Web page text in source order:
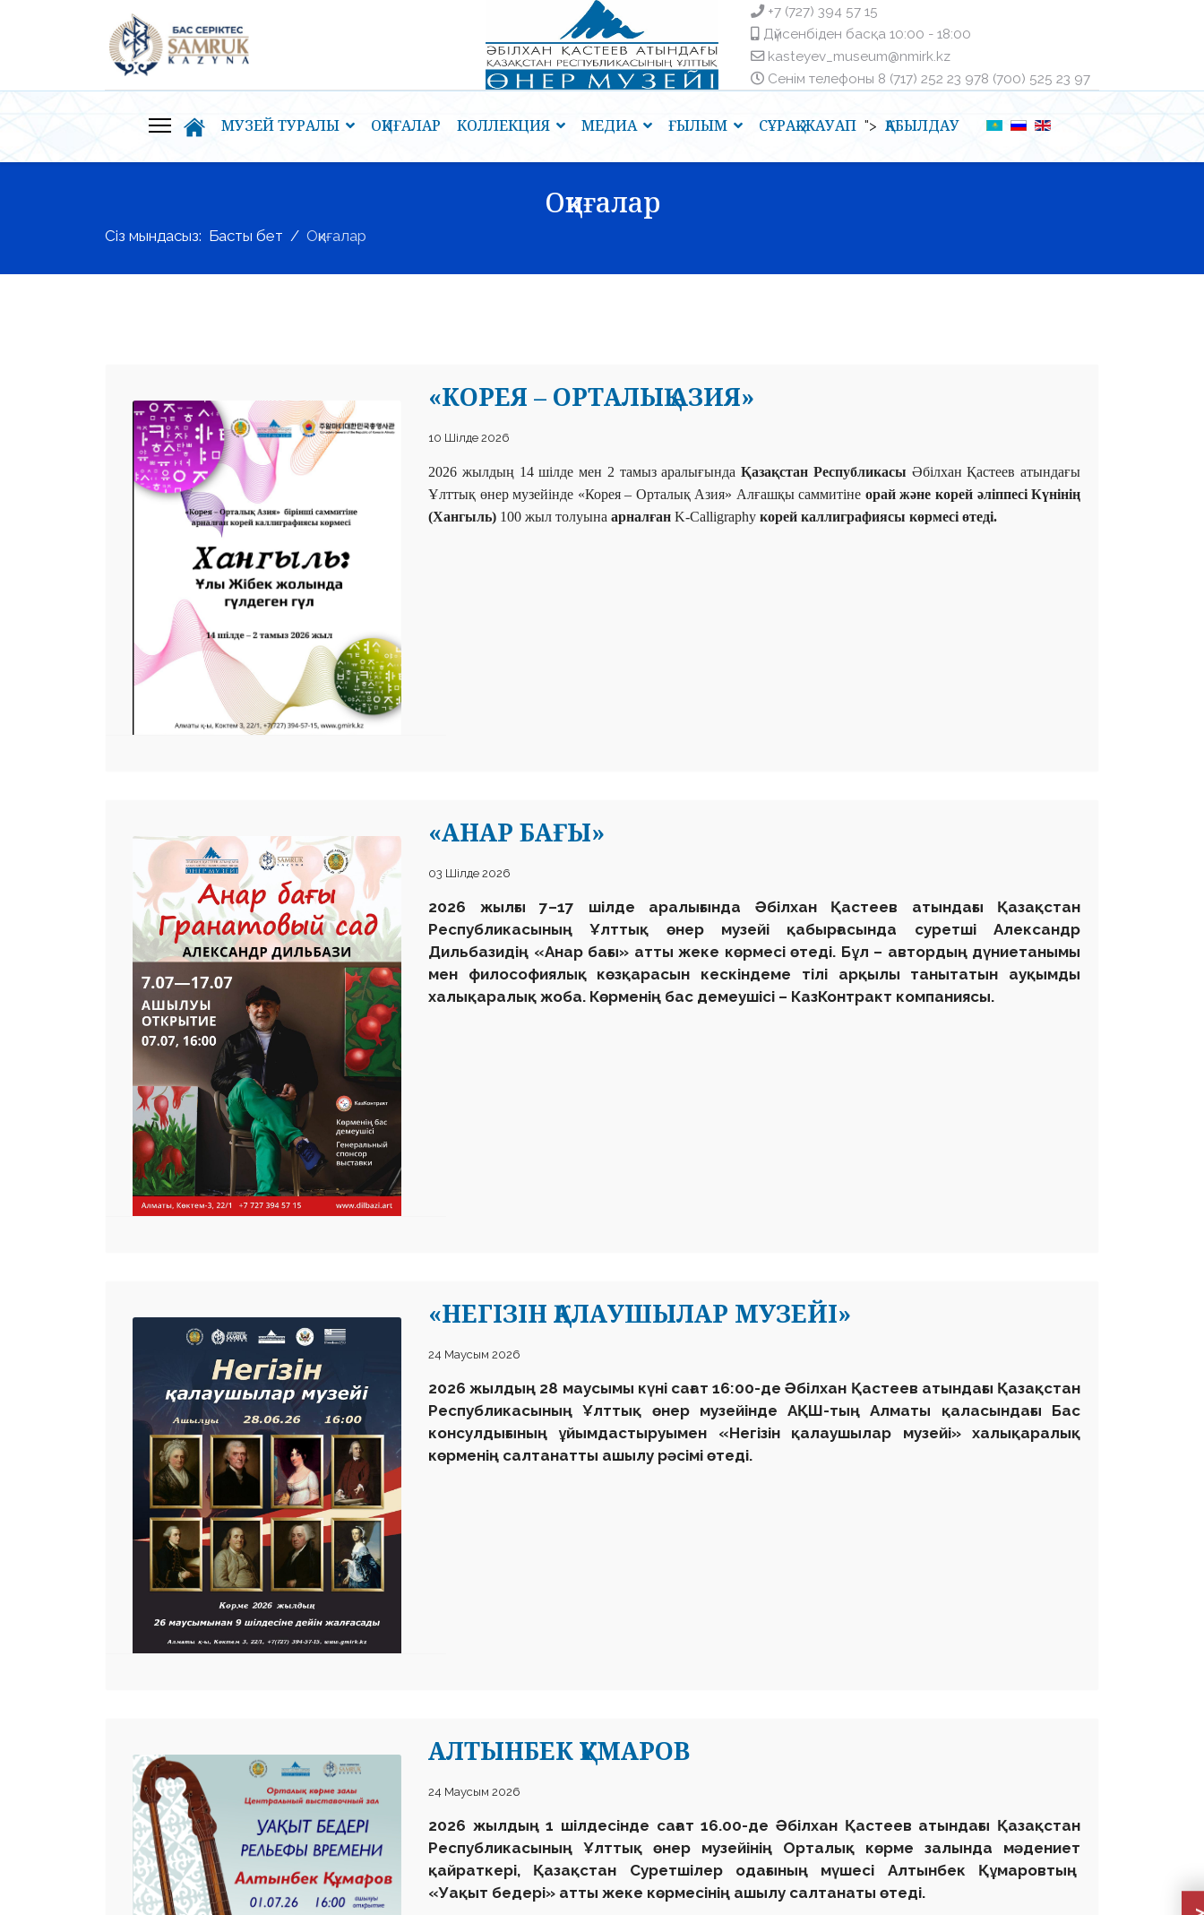
+7 (727) 394 57 15
Дүйсенбіден басқа ㅤ10:00 - 18:00
kasteyev_museum@nmirk.kz
Сенім телефоныㅤ 8 (717) 252 23 97ㅤ8 (700) 525 23 97
МУЗЕЙ ТУРАЛЫ ОҚИҒАЛАР КОЛЛЕКЦИЯ МЕДИА ҒЫЛЫМ СҰРАҚ-ЖАУАП "> ҚАБЫЛДАУ
Оқиғалар
Сіз мындасыз: Басты бет Оқиғалар
«КОРЕЯ – ОРТАЛЫҚ АЗИЯ»
10 Шілде 2026
2026 жылдың 14 шілде мен 2 тамыз аралығында Қазақстан Республикасы Әбілхан Қастеев атындағы
Ұлттық өнер музейінде «Корея – Орталық Азия» Алғашқысаммитіне орай және корей әліппесі Күнінің
(Хангыль) 100 жыл толуына арналған K-Calligraphy корей каллиграфиясы көрмесі өтеді.
«АНАР БАҒЫ»
03 Шілде 2026
2026 жылғы 7–17 шілде аралығында Әбілхан Қастеев атындағы Қазақстан
Республикасының Ұлттық өнер музейі қабырғасында суретші Александр
Дильбазидің «Анар бағы» атты жеке көрмесі өтеді. Бұл – автордың дүниетанымы
мен философиялық көзқарасын кескіндеме тілі арқылы танытатын ауқымды
халықаралық жоба. Көрменің бас демеушісі – КазКонтракт компаниясы.
«НЕГІЗІН ҚАЛАУШЫЛАР МУЗЕЙІ»
24 Маусым 2026
2026 жылдың 28 маусымы күні сағат 16:00-де Әбілхан Қастеев атындағы Қазақстан
Республикасының Ұлттық өнер музейінде АҚШ-тың Алматы қаласындағы Бас
консулдығының ұйымдастыруымен «Негізін қалаушылар музейі» халықаралық
көрменің салтанатты ашылу рәсімі өтеді.
АЛТЫНБЕК ҚҰМАРОВ
24 Маусым 2026
2026 жылдың 1 шілдесінде сағат 16.00-де Әбілхан Қастеев атындағы Қазақстан
Республикасының Ұлттық өнер музейінің Орталық көрме залында мәдениет
қайраткері, Қазақстан Суретшілер одағының мүшесі Алтынбек Құмаровтың
«Уақыт бедері» атты жеке көрмесінің ашылу салтанаты өтеді.